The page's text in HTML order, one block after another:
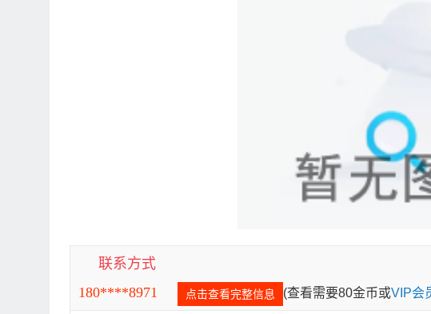
联系方式
180****8971
点击查看完整信息 (查看需要80金币或VIP会